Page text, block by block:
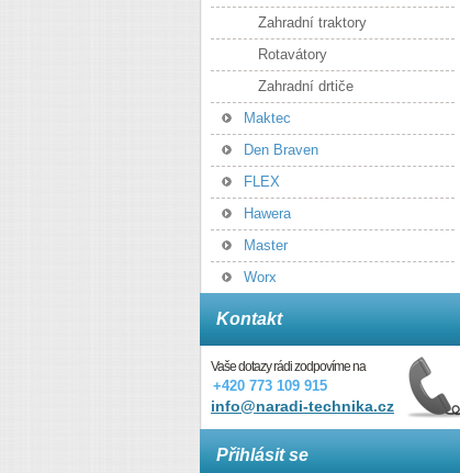
Zahradní traktory
Rotavátory
Zahradní drtiče
Maktec
Den Braven
FLEX
Hawera
Master
Worx
Kontakt
Vaše dotazy rádi zodpovíme na
+420 773 109 915
info@naradi-technika.cz
Přihlásit se